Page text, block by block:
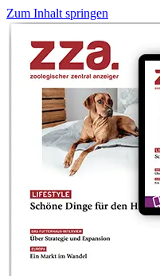
Zum Inhalt springen